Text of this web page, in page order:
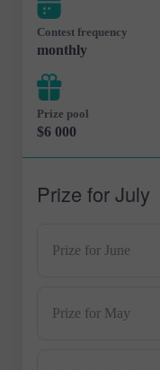
Contest frequency
monthly
Prize pool
$6 000
Prize for July
Prize for June
Prize for May